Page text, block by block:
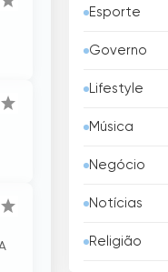
Azerbaijão
Barbados
Bélgica
Benim
Esporte
Governo
Lifestyle
Música
Negócio
Notícias
Religião